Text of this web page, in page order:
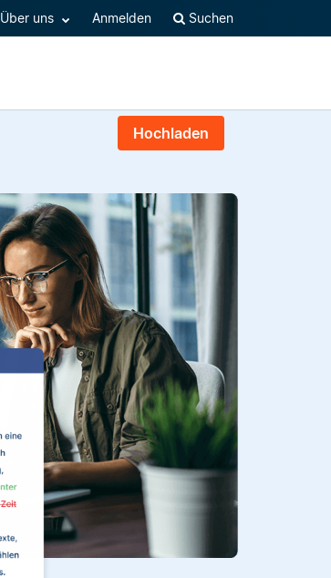
Über uns Anmelden Suchen
Hochladen